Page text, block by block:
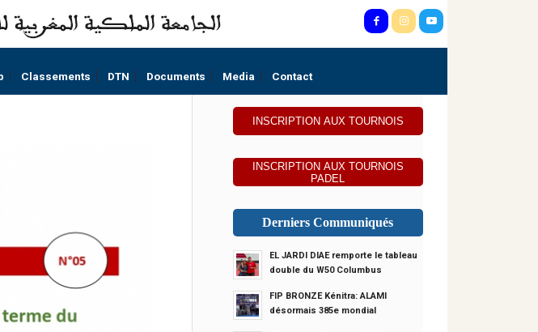
Classements DTN Documents Media Contact
INSCRIPTION AUX TOURNOIS
INSCRIPTION AUX TOURNOIS
PADEL
Derniers Communiqués
EL JARDI DIAE remporte le tableau
double du W50 Columbus
FIP BRONZE Kénitra: ALAMI
désormais 385e mondial